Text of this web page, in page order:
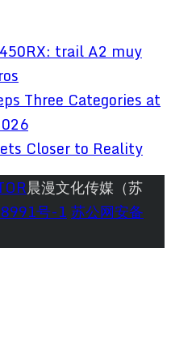
trail A2 muy
Three Categories at
Closer to Reality
晨漫文化传媒（苏
号-1苏公网安备